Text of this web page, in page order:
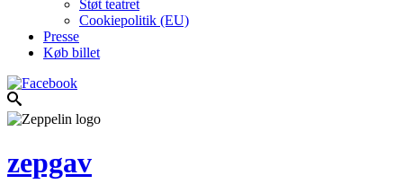
Støt teatret
Cookiepolitik (EU)
Presse
Køb billet
zepgav